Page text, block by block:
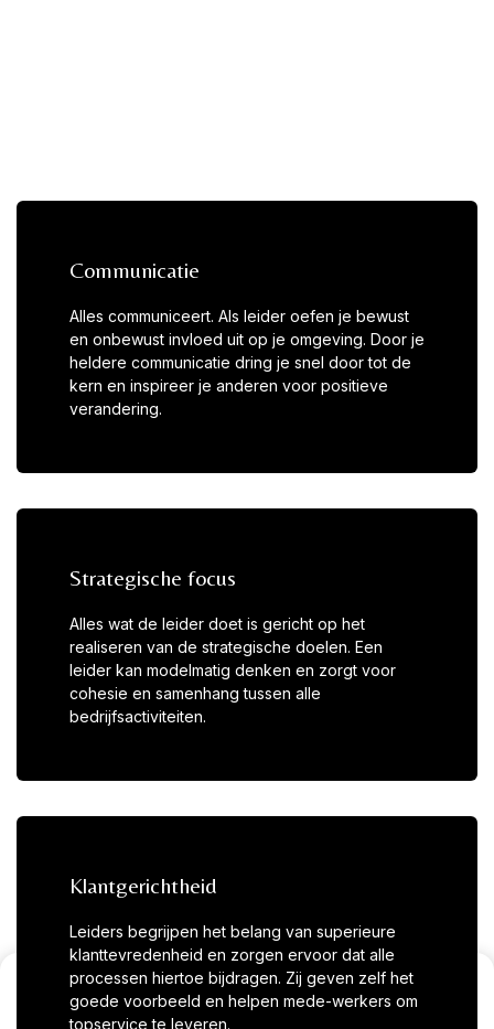
Communicatie
Alles communiceert. Als leider oefen je bewust
en onbewust invloed uit op je omgeving. Door je
heldere communicatie dring je snel door tot de
kern en inspireer je anderen voor positieve
verandering.
Strategische focus
Alles wat de leider doet is gericht op het
realiseren van de strategische doelen. Een
leider kan modelmatig denken en zorgt voor
cohesie en samenhang tussen alle
bedrijfsactiviteiten.
Klantgerichtheid
Leiders begrijpen het belang van superieure
klanttevredenheid en zorgen ervoor dat alle
processen hiertoe bijdragen. Zij geven zelf het
goede voorbeeld en helpen mede-werkers om
topservice te leveren.